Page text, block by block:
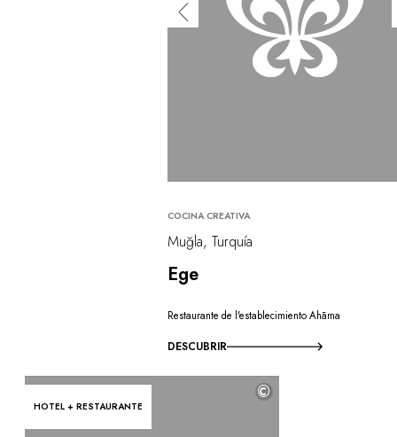
COCINA CREATIVA
Muğla, Turquía
Ege
Restaurante de l'establecimiento Ahãma
DESCUBRIR
HOTEL + RESTAURANTE
©